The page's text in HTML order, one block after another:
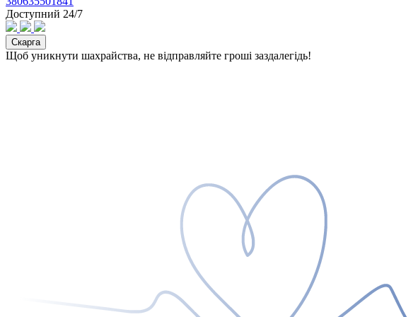
Доступний 24/7
Скарга
Щоб уникнути шахрайства, не відправляйте гроші заздалегідь!